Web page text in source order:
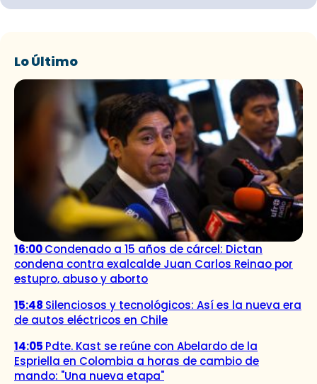
Lo Último
16:00Condenado a 15 años de cárcel: Dictan
condena contra exalcalde Juan Carlos Reinao por
estupro, abuso y aborto
15:48 Silenciosos y tecnológicos: Así es la nueva era
de autos eléctricos en Chile
14:05 Pdte. Kast se reúne con Abelardo de la
Espriella en Colombia a horas de cambio de
mando: "Una nueva etapa"